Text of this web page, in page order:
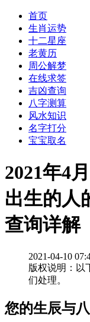
首页
生肖运势
十二星座
老黄历
周公解梦
在线求签
吉凶查询
八字测算
风水知识
名字打分
宝宝取名
2021年4
出生的人
查询详解
2021-04-10
版权说明：以
们处理。
您的生辰与八